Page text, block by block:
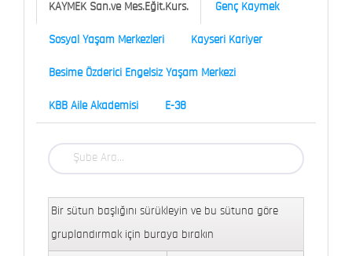
KAYMEK San.ve Mes.Eğit.Kurs. Genç Kaymek
Sosyal Yaşam Merkezleri Kayseri Kariyer
Besime Özderici Engelsiz Yaşam Merkezi
KBB Aile Akademisi E-38
Bir sütun başlığını sürükleyin ve bu sütuna göre
gruplandırmak için buraya bırakın